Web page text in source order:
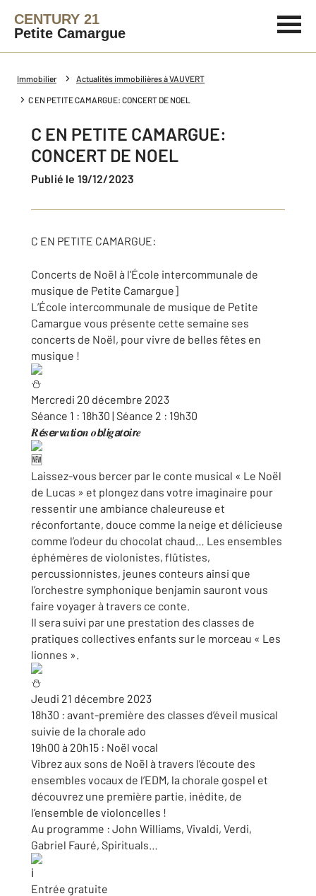
CENTURY 21
Petite Camargue
Immobilier Actualités immobilières à VAUVERT
C EN PETITE CAMARGUE: CONCERT DE NOEL
C EN PETITE CAMARGUE:
CONCERT DE NOEL
Publié le 19/12/2023
C EN PETITE CAMARGUE:
Concerts de Noël à l'École intercommunale de
musique de Petite Camargue]
L’École intercommunale de musique de Petite
Camargue vous présente cette semaine ses
concerts de Noël, pour vivre de belles fêtes en
musique !
Mercredi 20 décembre 2023
Séance 1 : 18h30 | Séance 2 : 19h30
𝑹𝙚́𝒔𝙚𝒓𝙫𝒂𝙩𝒊𝙤𝒏 𝒐𝙗𝒍𝙞𝒈𝙖𝒕𝙤𝒊𝙧𝒆
Laissez-vous bercer par le conte musical « Le Noël
de Lucas » et plongez dans votre imaginaire pour
ressentir une ambiance chaleureuse et
réconfortante, douce comme la neige et délicieuse
comme l’odeur du chocolat chaud… Les ensembles
éphémères de violonistes, flûtistes,
percussionnistes, jeunes conteurs ainsi que
l’orchestre symphonique benjamin sauront vous
faire voyager à travers ce conte.
Il sera suivi par une prestation des classes de
pratiques collectives enfants sur le morceau « Les
lionnes ».
Jeudi 21 décembre 2023
18h30 : avant-première des classes d’éveil musical
suivie de la chorale ado
19h00 à 20h15 : Noël vocal
Vibrez aux sons de Noël à travers l’écoute des
ensembles vocaux de l’EDM, la chorale gospel et
découvrez une première partie, inédite, de
l’ensemble de violoncelles !
Au programme : John Williams, Vivaldi, Verdi,
Gabriel Fauré, Spirituals…
Entrée gratuite